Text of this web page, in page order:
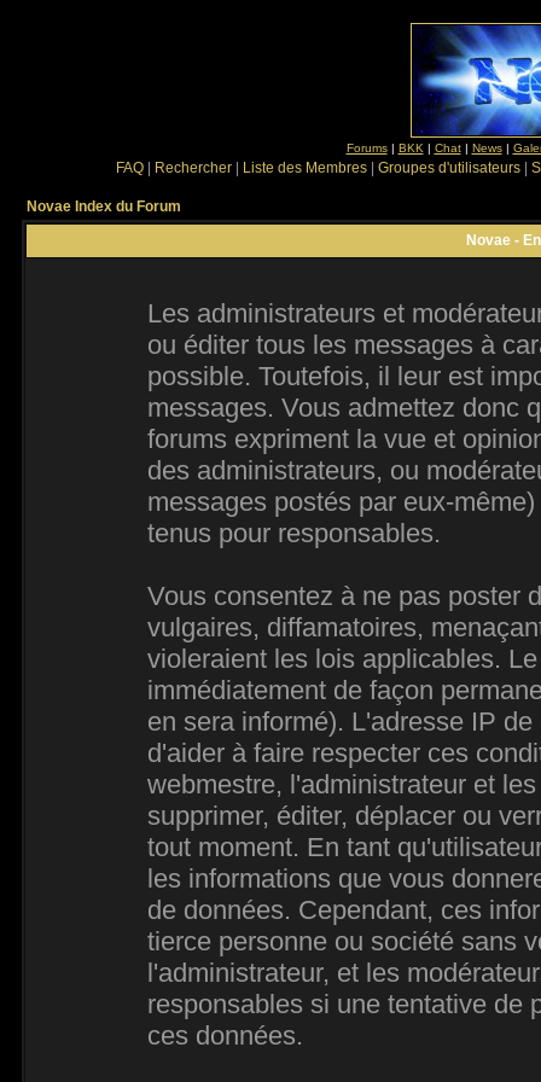
Forums| BKK | Chat| News|
FAQ Rechercher Liste des Membres Groupes d'utilisateurs
Novae Index du Forum
Novae -
Les administrateurs et
ou éditer tous les messages à
possible. Toutefois, il leur est
messages. Vous admettez donc
forums expriment la vue et
des administrateurs, ou
messages postés par eux-
tenus pour responsables.
Vous consentez à ne pas poster
vulgaires, diffamatoires,
violeraient les lois applicables.
immédiatement de façon
en sera informé). L'adresse IP
d'aider à faire respecter ces
webmestre, l'administrateur et
supprimer, éditer, déplacer ou
tout moment. En tant
les informations que vous
de données. Cependant, ces
tierce personne ou société sans
l'administrateur, et les
responsables si une tentative de
ces données.